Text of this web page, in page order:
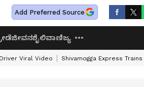
Add Preferred Source
ಜೀವನಶೈಲಿವಾಣಿಜ್ಯ
Viral Video Shivamogga Express Trains